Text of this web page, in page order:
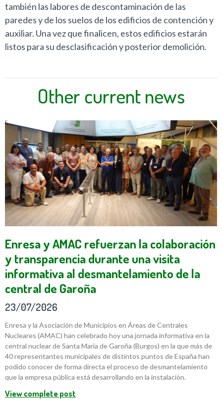
también las labores de descontaminación de las
paredes y de los suelos de los edificios de contención y
auxiliar. Una vez que finalicen, estos edificios estarán
listos para su desclasificación y posterior demolición.
Other current news
Enresa y AMAC refuerzan la colaboración
y transparencia durante una visita
informativa al desmantelamiento de la
central de Garoña
23/07/2026
Enresa y la Asociación de Municipios en Áreas de Centrales
Nucleares (AMAC) han celebrado hoy una jornada informativa en la
central nuclear de Santa María de Garoña (Burgos) en la que más de
40 representantes municipales de distintos puntos de España han
podido conocer de forma directa el proceso de desmantelamiento
que la empresa pública está desarrollando en la instalación.
View complete post